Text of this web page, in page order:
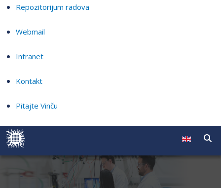
Repozitorijum radova
Webmail
Intranet
Kontakt
Pitajte Vinču